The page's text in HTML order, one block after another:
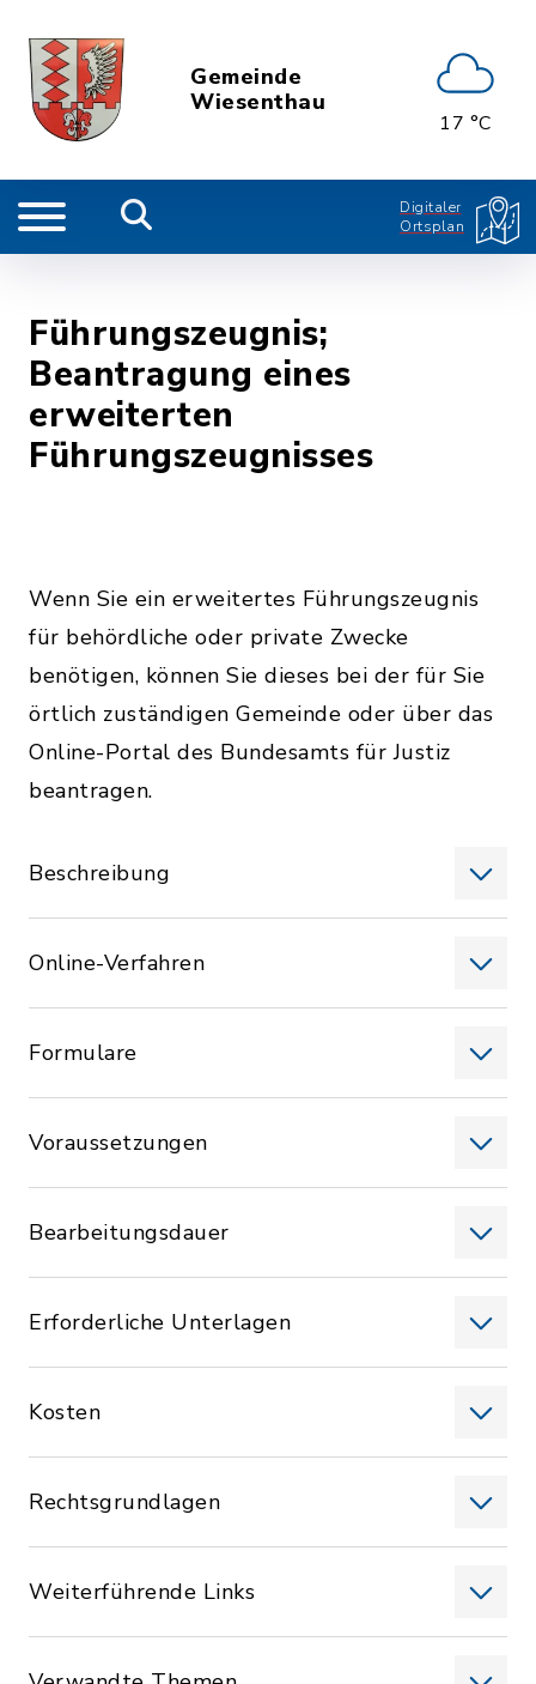
Gemeinde
Wiesenthau
17 °C
Digitaler
Ortsplan
Führungszeugnis;
Beantragung eines
erweiterten
Führungszeugnisses
Wenn Sie ein erweitertes Führungszeugnis
für behördliche oder private Zwecke
benötigen, können Sie dieses bei der für Sie
örtlich zuständigen Gemeinde oder über das
Online-Portal des Bundesamts für Justiz
beantragen.
Beschreibung
Online-Verfahren
Formulare
Voraussetzungen
Bearbeitungsdauer
Erforderliche Unterlagen
Kosten
Rechtsgrundlagen
Weiterführende Links